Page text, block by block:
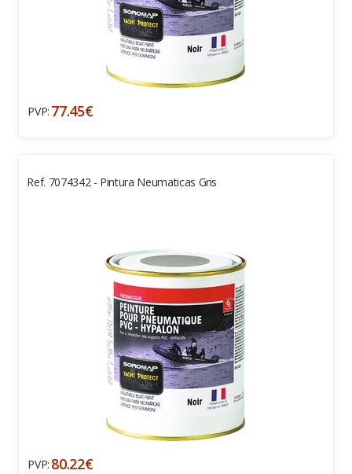
PVP: 77.45€
Ref. 7074342 - Pintura Neumaticas Gris
PVP: 80.22€